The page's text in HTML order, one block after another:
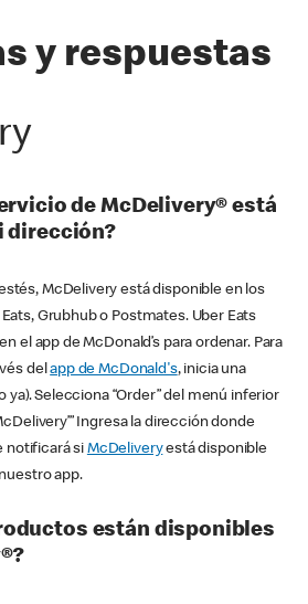
y respuestas
de McDelivery® está
dirección?
McDelivery está disponible en los
Grubhub o Postmates. Uber Eats
el app de McDonald’s para ordenar. Para
delapp de McDonald's, inicia una
ya). Selecciona “Order” del menú inferior
Ingresa la dirección donde
notificará si McDeliveryestá disponible
app.
están disponibles